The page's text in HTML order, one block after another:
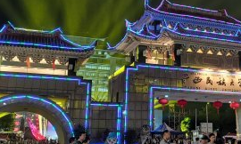
文明单位、全区高
通高校毕业生就业